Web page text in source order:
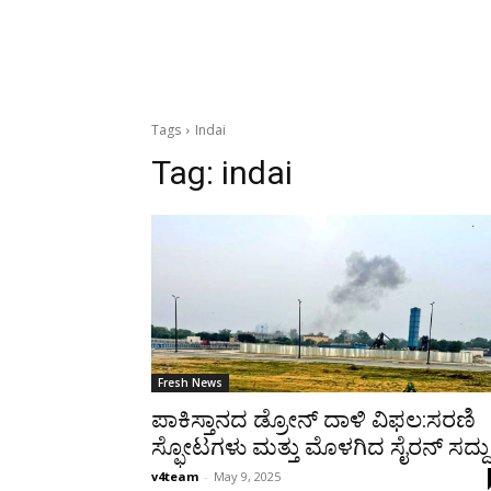
Tags Indai
Tag: indai
Fresh News
ಪಾಕಿಸ್ತಾನದ ಡ್ರೋನ್ ದಾಳಿ ವಿಫಲ:ಸರಣಿ
ಸ್ಫೋಟಗಳು ಮತ್ತು ಮೊಳಗಿದ ಸೈರನ್ ಸದ್ದು
v4team - May 9, 2025